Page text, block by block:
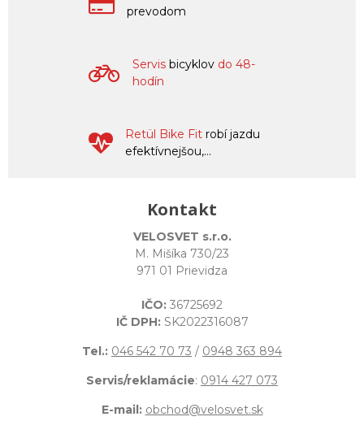
prevodom
Servis bicyklov do 48-
hodín
Retül Bike Fit robí jazdu
efektívnejšou,...
Kontakt
VELOSVET s.r.o.
M. Mišíka 730/23
971 01 Prievidza
IČO: 36725692
IČ DPH: SK2022316087
Tel.: 046 542 70 73 / 0948 363 894
Servis/reklamácie: 0914 427 073
E-mail: obchod@velosvet.sk